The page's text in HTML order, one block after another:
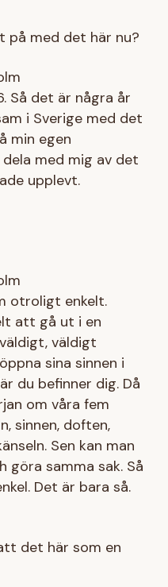
på med det här nu?
Så det är några år
i Sverige med det
min egen
med mig av det
upplevt.
otroligt enkelt.
att gå ut i en
väldigt
sina sinnen i
du befinner dig. Då
om våra fem
sinnen, doften,
Sen kan man
göra samma sak. Så
Det är bara så.
det här som en